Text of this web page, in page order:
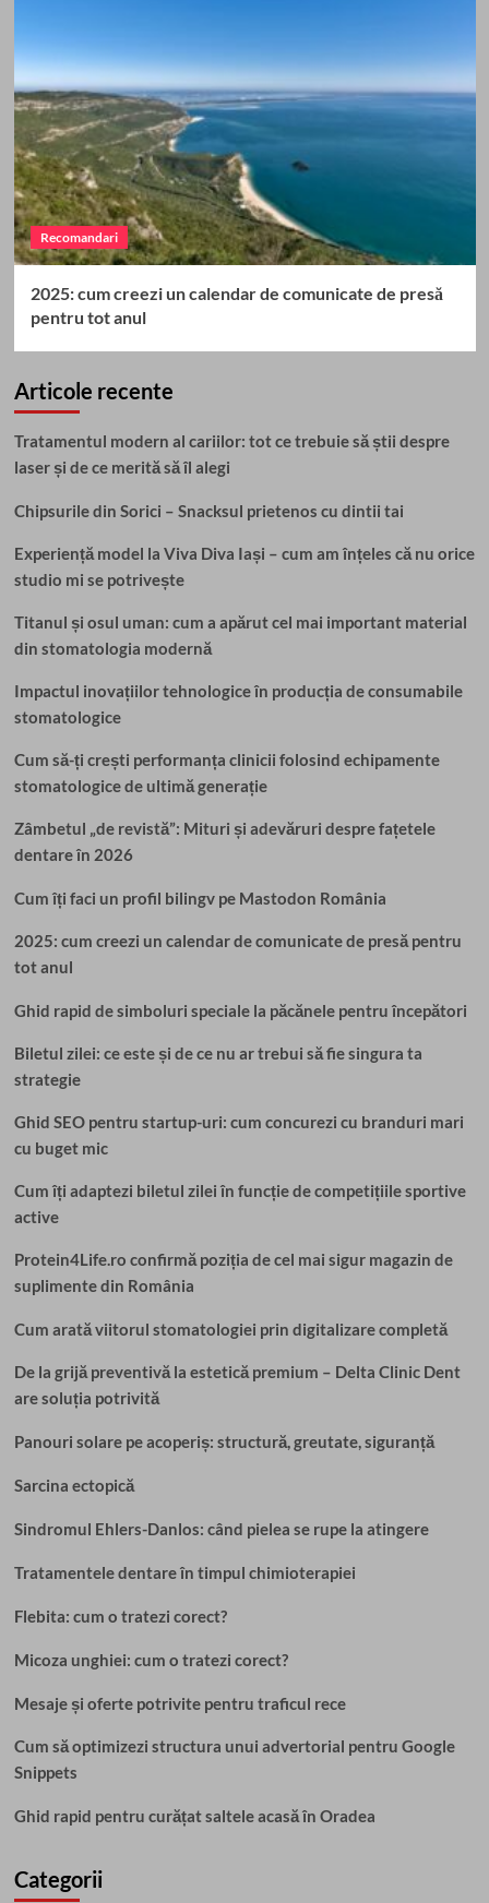
Recomandari
2025: cum creezi un calendar de comunicate de presă
pentru tot anul
Articole recente
Tratamentul modern al cariilor: tot ce trebuie să știi despre
laser și de ce merită să îl alegi
Chipsurile din Sorici – Snacksul prietenos cu dintii tai
Experiență model la Viva Diva Iași – cum am înțeles că nu orice
studio mi se potrivește
Titanul și osul uman: cum a apărut cel mai important material
din stomatologia modernă
Impactul inovațiilor tehnologice în producția de consumabile
stomatologice
Cum să-ți crești performanța clinicii folosind echipamente
stomatologice de ultimă generație
Zâmbetul „de revistă”: Mituri și adevăruri despre fațetele
dentare în 2026
Cum îți faci un profil bilingv pe Mastodon România
2025: cum creezi un calendar de comunicate de presă pentru
tot anul
Ghid rapid de simboluri speciale la păcănele pentru începători
Biletul zilei: ce este și de ce nu ar trebui să fie singura ta
strategie
Ghid SEO pentru startup-uri: cum concurezi cu branduri mari
cu buget mic
Cum îți adaptezi biletul zilei în funcție de competițiile sportive
active
Protein4Life.ro confirmă poziția de cel mai sigur magazin de
suplimente din România
Cum arată viitorul stomatologiei prin digitalizare completă
De la grijă preventivă la estetică premium – Delta Clinic Dent
are soluția potrivită
Panouri solare pe acoperiș: structură, greutate, siguranță
Sarcina ectopică
Sindromul Ehlers-Danlos: când pielea se rupe la atingere
Tratamentele dentare în timpul chimioterapiei
Flebita: cum o tratezi corect?
Micoza unghiei: cum o tratezi corect?
Mesaje și oferte potrivite pentru traficul rece
Cum să optimizezi structura unui advertorial pentru Google
Snippets
Ghid rapid pentru curățat saltele acasă în Oradea
Categorii